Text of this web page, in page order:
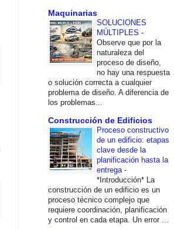
Maquinarias
SOLUCIONES
MÚLTIPLES -
Observe que por la
naturaleza del
proceso de diseño,
no hay una respuesta
o solución correcta a cualquier
problema de diseño. A diferencia de
los problemas...
Construcción de Edificios
Proceso constructivo
de un edificio: etapas
clave desde la
planificación hasta la
entrega -
*Introducción* La
construcción de un edificio es un
proceso técnico complejo que
requiere coordinación, planificación
y control en cada etapa. Un error ...